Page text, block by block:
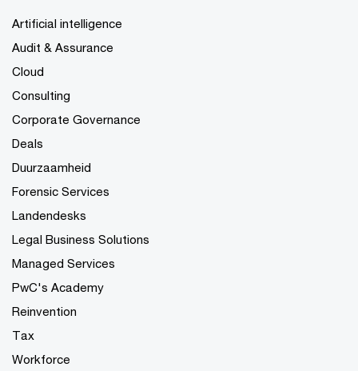
Artificial intelligence
Audit & Assurance
Cloud
Consulting
Corporate Governance
Deals
Duurzaamheid
Forensic Services
Landendesks
Legal Business Solutions
Managed Services
PwC's Academy
Reinvention
Tax
Workforce